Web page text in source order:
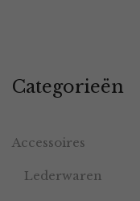
Categorieën
Accessoires
Lederwaren